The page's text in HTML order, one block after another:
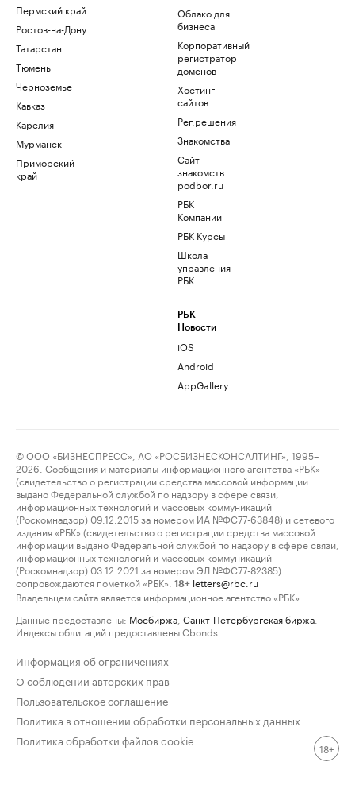
Пермский край
Ростов-на-Дону
Татарстан
Тюмень
Черноземье
Кавказ
Карелия
Мурманск
Приморский
край
Облако для
бизнеса
Корпоративный
регистратор
доменов
Хостинг
сайтов
Рег.решения
Знакомства
Сайт
знакомств
podbor.ru
РБК
Компании
РБК Курсы
Школа
управления
РБК
РБК
Новости
iOS
Android
AppGallery
© ООО «БИЗНЕСПРЕСС», АО «РОСБИЗНЕСКОНСАЛТИНГ», 1995–
2026. Сообщения и материалы информационного агентства «РБК»
(свидетельство о регистрации средства массовой информации
выдано Федеральной службой по надзору в сфере связи,
информационных технологий и массовых коммуникаций
(Роскомнадзор) 09.12.2015 за номером ИА №ФС77-63848) и сетевого
издания «РБК» (свидетельство о регистрации средства массовой
информации выдано Федеральной службой по надзору в сфере связи,
информационных технологий и массовых коммуникаций
(Роскомнадзор) 03.12.2021 за номером ЭЛ №ФС77-82385)
сопровождаются пометкой «РБК».
18+ letters@rbc.ru
Владельцем сайта является информационное агентство «РБК».
Данные предоставлены: Мосбиржа Санкт-Петербургская биржа
Индексы облигаций предоставлены Cbonds.
Информация об ограничениях
О соблюдении авторских прав
Пользовательское соглашение
Политика в отношении обработки персональных данных
Политика обработки файлов cookie
18+